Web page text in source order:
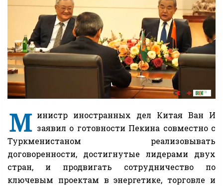
М инистр иностранных дел Китая Ван И
заявил о готовности Пекина совместно с
Туркменистаном реализовывать
договоренности, достигнутые лидерами двух
стран, и продвигать сотрудничество по
ключевым проектам в энергетике, торговле и